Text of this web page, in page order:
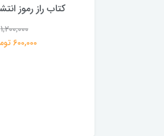
کتاب راز رموز
1,200,000
600,000 تومان